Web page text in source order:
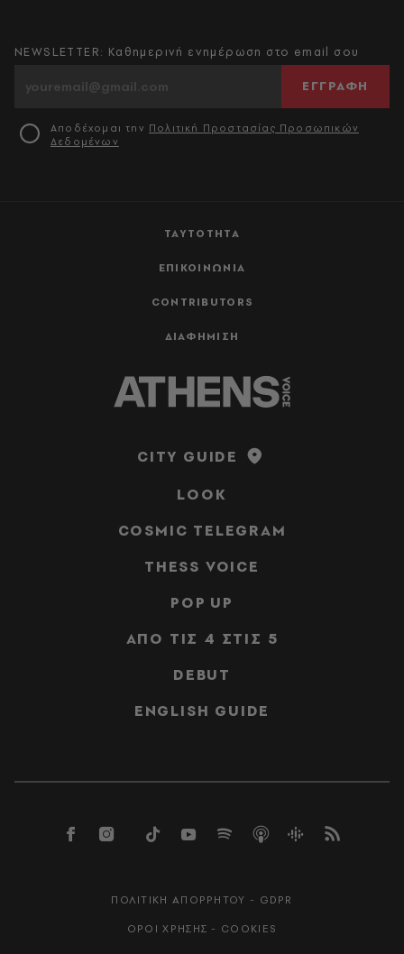
ΤΑΥΤΟΤΗΤΑ
ΕΠΙΚΟΙΝΩΝΙΑ
CONTRIBUTORS
ΔΙΑΦΗΜΙΣΗ
NEWSLETTER: Καθημερινή ενημέρωση στο email σου
ΕΓΓΡΑΦΗ
Αποδέχομαι την Πολιτική Προστασίας Προσωπικών
Δεδομένων
CITY GUIDE
LOOK
COSMIC TELEGRAM
THESS VOICE
POP UP
ΑΠΟ ΤΙΣ 4 ΣΤΙΣ 5
DEBUT
ENGLISH GUIDE
ΠΟΛΙΤΙΚΗ ΑΠΟΡΡΗΤΟΥ - GDPR
ΟΡΟΙ ΧΡΗΣΗΣ - COOKIES